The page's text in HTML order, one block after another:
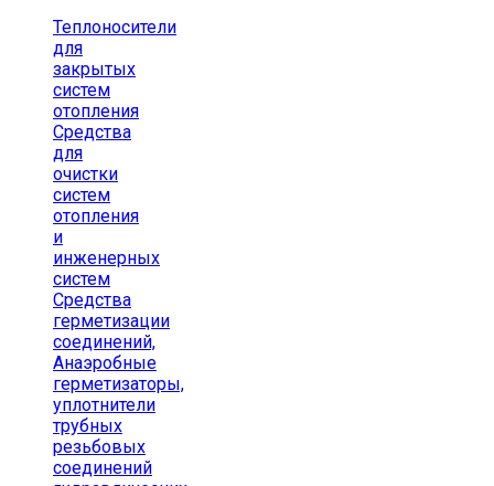
Теплоносители
для
закрытых
систем
отопления
Средства
для
очистки
систем
отопления
и
инженерных
систем
Средства
герметизации
соединений,
Анаэробные
герметизаторы,
уплотнители
трубных
резьбовых
соединений